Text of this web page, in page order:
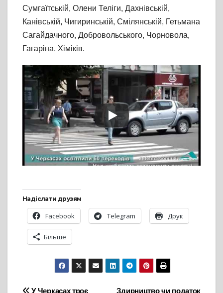
Сумгаїтській, Олени Теліги, Дахнівській,
Канівській, Чигиринській, Смілянській, Гетьмана
Сагайдачного, Добровольського, Чорновола,
Гагаріна, Хіміків.
Надіслати друзям
Facebook Telegram Друк
Більше
Здирництво чи податок
У Черкасах троє